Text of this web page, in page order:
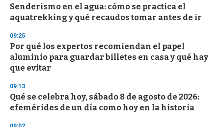
Senderismo en el agua: cómo se practica el
aquatrekking y qué recaudos tomar antes de ir
09:25
Por qué los expertos recomiendan el papel
aluminio para guardar billetes en casa y qué hay
que evitar
09:13
Qué se celebra hoy, sábado 8 de agosto de 2026:
efemérides de un día como hoy en la historia